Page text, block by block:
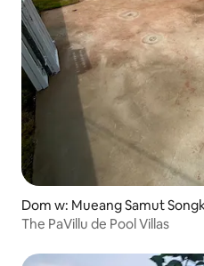
Dom w: Mueang Samut
The PaVillu de Pool Villas